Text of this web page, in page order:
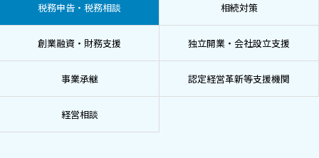
税務申告・税務相談 相続対策
創業融資・財務支援 独立開業・会社設立支援
事業承継 認定経営革新等支援機関
経営相談